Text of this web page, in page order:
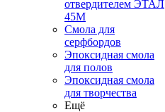
отвердителем ЭТАЛ
45М
Смола для
серфбордов
Эпоксидная смола
для полов
Эпоксидная смола
для творчества
Ещё